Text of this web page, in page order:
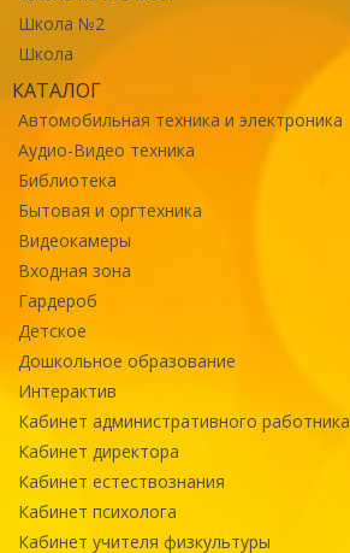
Школа №2
Школа
КАТАЛОГ
Автомобильная техника и электроника
Аудио-Видео техника
Библиотека
Бытовая и оргтехника
Видеокамеры
Входная зона
Гардероб
Детское
Дошкольное образование
Интерактив
Кабинет административного работника
Кабинет директора
Кабинет естествознания
Кабинет психолога
Кабинет учителя физкультуры